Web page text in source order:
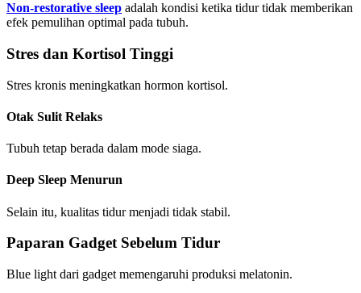
Non-restorative sleep adalah kondisi ketika tidur tidak memberikan
efek pemulihan optimal pada tubuh.
Stres dan Kortisol Tinggi
Stres kronis meningkatkan hormon kortisol.
Otak Sulit Relaks
Tubuh tetap berada dalam mode siaga.
Deep Sleep Menurun
Selain itu, kualitas tidur menjadi tidak stabil.
Paparan Gadget Sebelum Tidur
Blue light dari gadget memengaruhi produksi melatonin.